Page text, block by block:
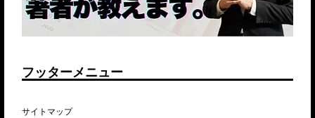
フッターメニュー
サイトマップ